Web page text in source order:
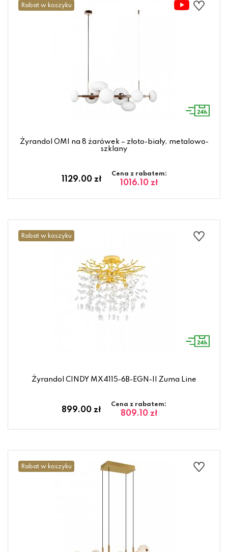
Rabat w koszyku
Żyrandol OMI na 8 żarówek – złoto-biały, metalowo-
szklany
1129.00 zł
Cena z rabatem:
1016.10 zł
Rabat w koszyku
Żyrandol CINDY MX4115-6B-EGN-II Zuma Line
899.00 zł
Cena z rabatem:
809.10 zł
Rabat w koszyku